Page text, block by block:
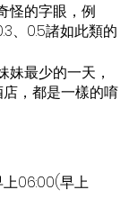
怪的字眼，例
、0.5諸如此類的
妹最少的一天，
，都是一樣的唷
上06:00(早上